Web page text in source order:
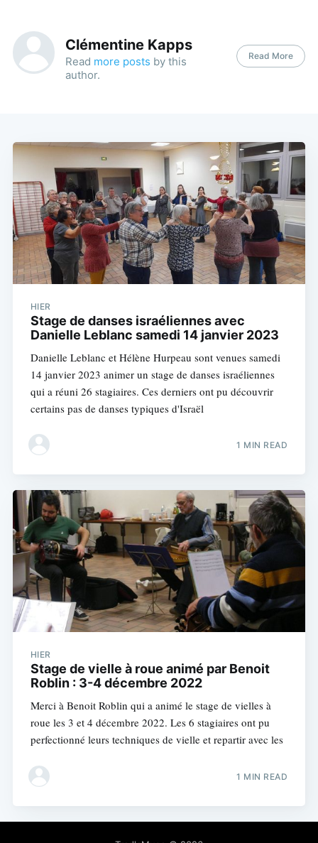
Clémentine Kapps
Read more posts by this
author.
Read More
HIER
Stage de danses israéliennes avec
Danielle Leblanc samedi 14 janvier 2023
Danielle Leblanc et Hélène Hurpeau sont venues samedi
14 janvier 2023 animer un stage de danses israéliennes
qui a réuni 26 stagiaires. Ces derniers ont pu découvrir
certains pas de danses typiques d'Israël
1 MIN READ
HIER
Stage de vielle à roue animé par Benoit
Roblin : 3-4 décembre 2022
Merci à Benoit Roblin qui a animé le stage de vielles à
roue les 3 et 4 décembre 2022. Les 6 stagiaires ont pu
perfectionné leurs techniques de vielle et repartir avec les
1 MIN READ